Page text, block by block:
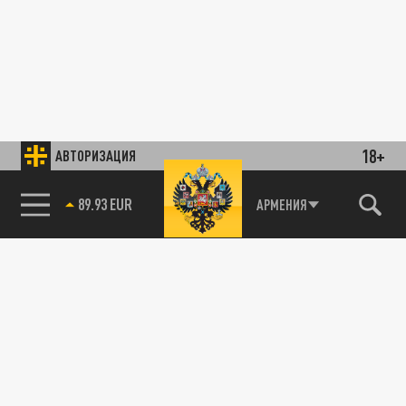
АВТОРИЗАЦИЯ 18+
89.93 EUR АРМЕНИЯ